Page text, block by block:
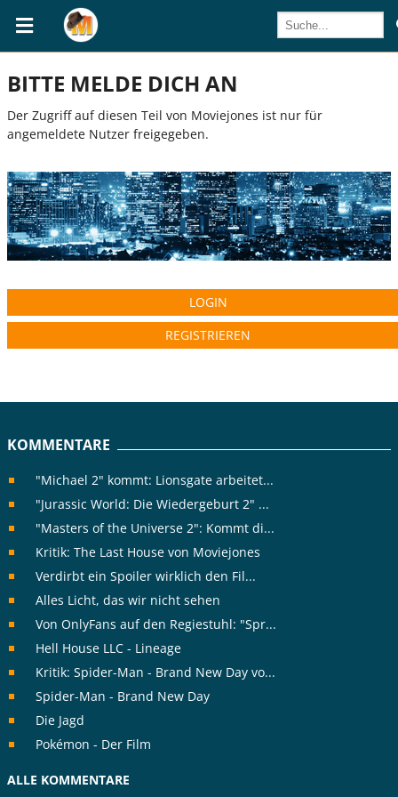
BITTE MELDE DICH AN
Der Zugriff auf diesen Teil von Moviejones ist nur für
angemeldete Nutzer freigegeben.
LOGIN
REGISTRIEREN
KOMMENTARE
"Michael 2" kommt: Lionsgate arbeitet...
"Jurassic World: Die Wiedergeburt 2" ...
"Masters of the Universe 2": Kommt di...
Kritik: The Last House von Moviejones
Verdirbt ein Spoiler wirklich den Fil...
Alles Licht, das wir nicht sehen
Von OnlyFans auf den Regiestuhl: "Spr...
Hell House LLC - Lineage
Kritik: Spider-Man - Brand New Day vo...
Spider-Man - Brand New Day
Die Jagd
Pokémon - Der Film
ALLE KOMMENTARE